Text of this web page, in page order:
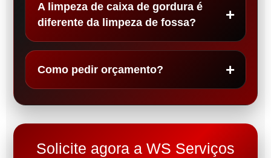
A limpeza de caixa de gordura é
diferente da limpeza de fossa?
Como pedir orçamento?
Solicite agora a WS Serviços